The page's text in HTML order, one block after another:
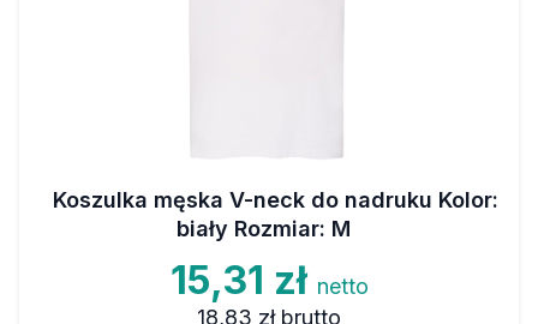
Koszulka męska V-neck do nadruku Kolor:
biały Rozmiar: M
15,31 zł netto
18,83 zł brutto